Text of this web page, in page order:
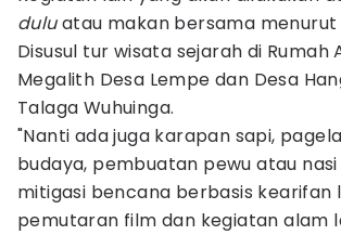
duluatau makan bersama menurut
Disusul tur wisata sejarah di Rumah
Megalith Desa Lempe dan Desa
Talaga Wuhuinga.
"Nanti ada juga karapan sapi,
budaya, pembuatan pewu atau
mitigasi bencana berbasis kearifan
pemutaran film dan kegiatan alam